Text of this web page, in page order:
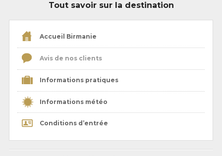
Tout savoir sur la destination
Accueil Birmanie
Avis de nos clients
Informations pratiques
Informations météo
Conditions d’entrée